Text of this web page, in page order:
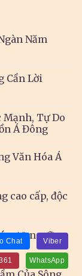
Năm
Cần Lời
Mạnh, Tự Do
Á Đông
Văn Hóa Á
cao cấp, độc
vượt ngưỡng
Viber
Chat
WhatsApp